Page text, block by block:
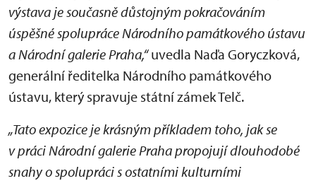
výstava je současně důstojným pokračováním
úspěšné spolupráce Národního památkového ústavu
a Národní galerie Praha,“uvedla Naďa Goryczková,
generální ředitelka Národního památkového
ústavu, který spravuje státní zámek Telč.
„Tato expozice je krásným příkladem toho, jak se
v práci Národní galerie Praha propojují dlouhodobé
snahy o spolupráci s ostatními kulturními